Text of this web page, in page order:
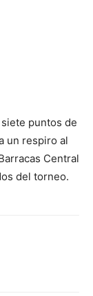
puntos de
un respiro al
Central
del torneo.